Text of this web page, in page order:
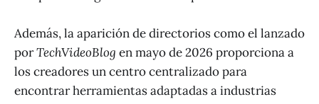
Además, la aparición de directorios como el lanzado
porTechVideoBlog en mayo de 2026 proporciona a
los creadores un centro centralizado para
encontrar herramientas adaptadas a industrias